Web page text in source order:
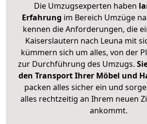
Die Umzugsexperten haben
Erfahrung im Bereich Umzüge
kennen die Anforderungen, die
Kaiserslautern nach Leuna mit
kümmern sich um alles, von der
zur Durchführung des Umzugs.
den Transport Ihrer Möbel und
packen alles sicher ein und
alles rechtzeitig an Ihrem neuen
ankommt.